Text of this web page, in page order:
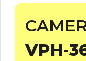
VPH-